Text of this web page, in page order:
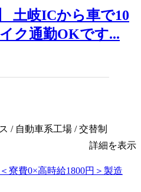
土岐ICから車で10
ク通勤OKです...
/ 自動車系工場 / 交替制
詳細を表示